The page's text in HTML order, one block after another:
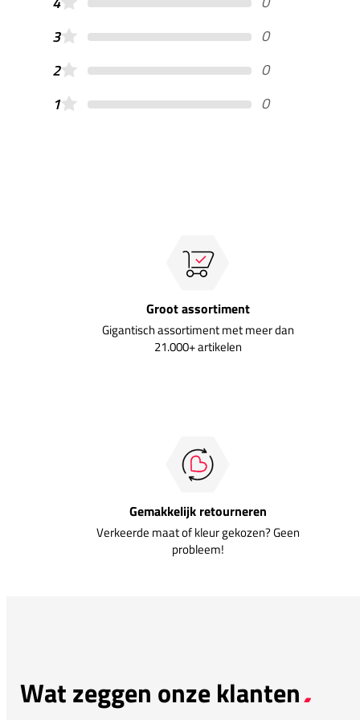
3
0
2
0
1
0
Groot assortiment
Gigantisch assortiment met meer dan
21.000+ artikelen
Gemakkelijk retourneren
Verkeerde maat of kleur gekozen? Geen
probleem!
Wat zeggen onze klanten